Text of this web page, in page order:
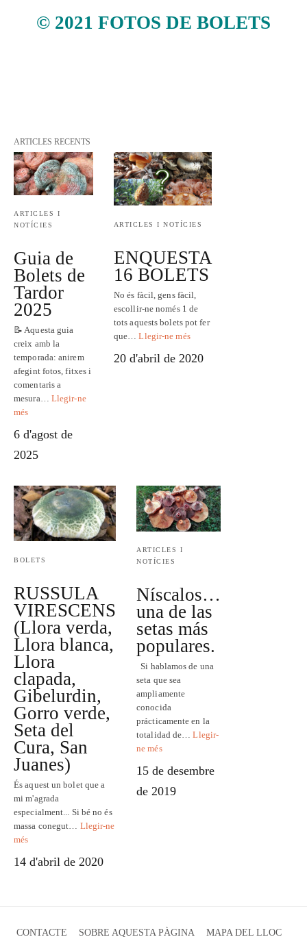
© 2021 FOTOS DE BOLETS
ARTICLES RECENTS
ARTICLES I
NOTÍCIES
Guia de
Bolets de
Tardor
2025
📝 Aquesta guia
creix amb la
temporada: anirem
afegint fotos, fitxes i
comentaris a
mesura… Llegir-ne
més
6 d'agost de
2025
ARTICLES I NOTÍCIES
ENQUESTA
16 BOLETS
No és fàcil, gens fàcil,
escollir-ne només 1 de
tots aquests bolets pot fer
que…Llegir-ne més
20 d'abril de 2020
BOLETS
RUSSULA
VIRESCENS
(Llora verda,
Llora blanca,
Llora
clapada,
Gibelurdin,
Gorro verde,
Seta del
Cura, San
Juanes)
És aquest un bolet que a
mi m'agrada
especialment... Si bé no és
massa conegut… Llegir-ne
més
14 d'abril de 2020
ARTICLES I
NOTÍCIES
Níscalos…
una de las
setas más
populares.
Si hablamos de una
seta que sea
ampliamente
conocida
prácticamente en la
totalidad de…Llegir-
ne més
15 de desembre
de 2019
CONTACTE SOBRE AQUESTA PÀGINA MAPA DEL LLOC